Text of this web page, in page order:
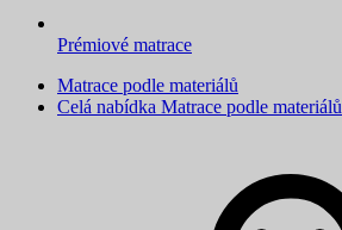
Prémiové matrace
Matrace podle materiálů
Celá nabídka Matrace podle materiálů